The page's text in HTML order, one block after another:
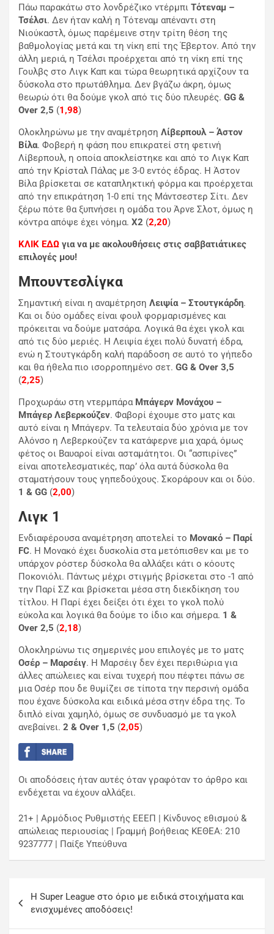
Πάω παρακάτω στο λονδρέζικο ντέρμπι Τότεναμ –
Τσέλσι. Δεν ήταν καλή η Τότεναμ απέναντι στη
Νιούκαστλ, όμως παρέμεινε στην τρίτη θέση της
βαθμολογίας μετά και τη νίκη επί της Έβερτον. Από την
άλλη μεριά, η Τσέλσι προέρχεται από τη νίκη επί της
Γουλβς στο Λιγκ Καπ και τώρα θεωρητικά αρχίζουν τα
δύσκολα στο πρωτάθλημα. Δεν βγάζω άκρη, όμως
θεωρώ ότι θα δούμε γκολ από τις δύο πλευρές. GG &
Over 2,5 (1,98)
Oλοκληρώνω με την αναμέτρηση Λίβερπουλ – Άστον
Βίλα. Φοβερή η φάση που επικρατεί στη φετινή
Λίβερπουλ, η οποία αποκλείστηκε και από το Λιγκ Καπ
από την Κρίσταλ Πάλας με 3-0 εντός έδρας. Η Άστον
Βίλα βρίσκεται σε καταπληκτική φόρμα και προέρχεται
από την επικράτηση 1-0 επί της Μάντσεστερ Σίτι. Δεν
ξέρω πότε θα ξυπνήσει η ομάδα του Άρνε Σλοτ, όμως η
κόντρα απόψε έχει νόημα. Χ2 (2,20)
ΚΛΙΚ ΕΔΩ για να με ακολουθήσεις στις σαββατιάτικες
επιλογές μου!
Μπουντεσλίγκα
Σημαντική είναι η αναμέτρηση Λειψία – Στουτγκάρδη.
Και οι δύο ομάδες είναι φουλ φορμαρισμένες και
πρόκειται να δούμε ματσάρα. Λογικά θα έχει γκολ και
από τις δύο μεριές. Η Λειψία έχει πολύ δυνατή έδρα,
ενώ η Στουτγκάρδη καλή παράδοση σε αυτό το γήπεδο
και θα ήθελα πιο ισορροπημένο σετ. GG & Over 3,5
(2,25)
Προχωράω στη ντερμπάρα Μπάγερν Μονάχου –
Μπάγερ Λεβερκούζεν. Φαβορί έχουμε στο ματς και
αυτό είναι η Μπάγερν. Τα τελευταία δύο χρόνια με τον
Αλόνσο η Λεβερκούζεν τα κατάφερνε μια χαρά, όμως
φέτος οι Βαυαροί είναι ασταμάτητοι. Οι “ασπιρίνες”
είναι αποτελεσματικές, παρ’ όλα αυτά δύσκολα θα
σταματήσουν τους γηπεδούχους. Σκοράρουν και οι δύο.
1 & GG (2,00)
Λιγκ 1
Ενδιαφέρουσα αναμέτρηση αποτελεί το Μονακό – Παρί
FC. Η Μονακό έχει δυσκολία στα μετόπισθεν και με το
υπάρχον ρόστερ δύσκολα θα αλλάξει κάτι ο κόουτς
Ποκονιόλι. Πάντως μέχρι στιγμής βρίσκεται στο -1 από
την Παρί ΣΖ και βρίσκεται μέσα στη διεκδίκηση του
τίτλου. Η Παρί έχει δείξει ότι έχει το γκολ πολύ
εύκολα και λογικά θα δούμε το ίδιο και σήμερα. 1 &
Over 2,5 (2,18)
Oλοκληρώνω τις σημερινές μου επιλογές με το ματς
Οσέρ – Μαρσέιγ. Η Μαρσέιγ δεν έχει περιθώρια για
άλλες απώλειες και είναι τυχερή που πέφτει πάνω σε
μια Οσέρ που δε θυμίζει σε τίποτα την περσινή ομάδα
που έχανε δύσκολα και ειδικά μέσα στην έδρα της. Το
διπλό είναι χαμηλό, όμως σε συνδυασμό με τα γκολ
ανεβαίνει. 2 & Over 1,5 (2,05)
Οι αποδόσεις ήταν αυτές όταν γραφόταν το άρθρο και
ενδέχεται να έχουν αλλάξει.
21+ | Αρμόδιος Ρυθμιστής ΕΕΕΠ | Κίνδυνος εθισμού &
απώλειας περιουσίας | Γραμμή βοήθειας ΚΕΘΕΑ: 210
9237777 | Παίξε Υπεύθυνα
Η Super League στο όριο με ειδικά στοιχήματα και
ενισχυμένες αποδόσεις!